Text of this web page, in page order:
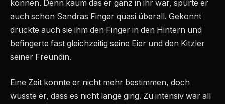
können. Denn kaum das er ganz in ihr war, spürte er
auch schon Sandras Finger quasi überall. Gekonnt
drückte auch sie ihm den Finger in den Hintern und
befingerte fast gleichzeitig seine Eier und den Kitzler
seiner Freundin.
Eine Zeit konnte er nicht mehr bestimmen, doch
wusste er, dass es nicht lange ging. Zu intensiv war all